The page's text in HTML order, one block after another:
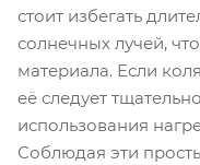
стоит избегать
солнечных лучей,
материала. Если
её следует
использования
Соблюдая эти